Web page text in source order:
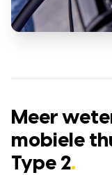
Meer
mobiele
Type 2.